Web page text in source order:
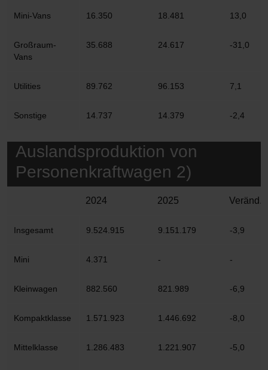
Mini-Vans 16.350 18.481 13,0
Großraum-
Vans
35.688 24.617 -31,0
Utilities 89.762 96.153 7,1
Sonstige 14.737 14.379 -2,4
Auslandsproduktion von
Personenkraftwagen 2)
2024 2025 Veränd.
Insgesamt 9.524.915 9.151.179 -3,9
Mini 4.371 - -
Kleinwagen 882.560 821.989 -6,9
Kompaktklasse 1.571.923 1.446.692 -8,0
Mittelklasse 1.286.483 1.221.907 -5,0